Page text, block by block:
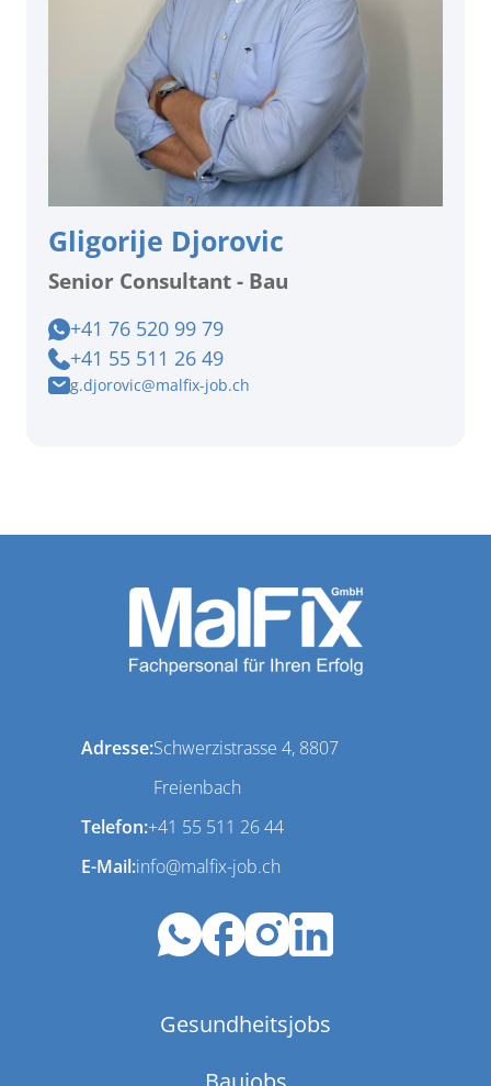
Gligorije Djorovic
Senior Consultant - Bau
+41 76 520 99 79
+41 55 511 26 49
g.djorovic@malfix-job.ch
Adresse:Schwerzistrasse 4, 8807
Freienbach
Telefon:+41 55 511 26 44
E-Mail:info@malfix-job.ch
Gesundheitsjobs